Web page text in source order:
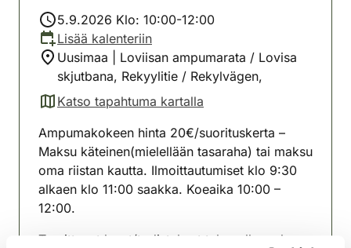
5.9.2026 Klo: 10:00-12:00
Lisää kalenteriin
Uusimaa | Loviisan ampumarata / Lovisa
skjutbana, Rekyylitie / Rekylvägen,
Katso tapahtuma kartalla
(avautuu uuteen välilehteen)
Ampumakokeen hinta 20€/suorituskerta –
Maksu käteinen(mielellään tasaraha) tai maksu
oma riistan kautta. Ilmoittautumiset klo 9:30
alkaen klo 11:00 saakka. Koeaika 10:00 –
12:00.
Tarvittavat luvat/todistukset tulee olla mukana.